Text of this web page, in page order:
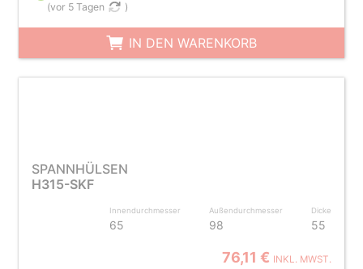
(vor 5 Tagen )
IN DEN WARENKORB
SPANNHÜLSEN
H315-SKF
Innendurchmesser
65
Außendurchmesser
98
Dicke
55
76,11 € INKL. MWST.